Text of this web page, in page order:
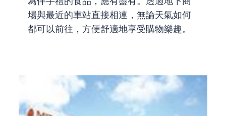
場與最近的車站直接相連，無論天氣如何
都可以前往，方便舒適地享受購物樂趣。